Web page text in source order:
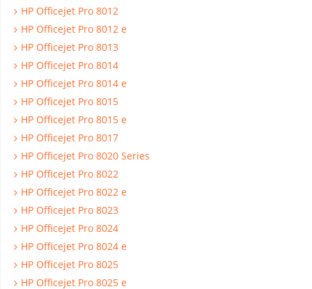
HP Officejet Pro 8012
HP Officejet Pro 8012 e
HP Officejet Pro 8013
HP Officejet Pro 8014
HP Officejet Pro 8014 e
HP Officejet Pro 8015
HP Officejet Pro 8015 e
HP Officejet Pro 8017
HP Officejet Pro 8020 Series
HP Officejet Pro 8022
HP Officejet Pro 8022 e
HP Officejet Pro 8023
HP Officejet Pro 8024
HP Officejet Pro 8024 e
HP Officejet Pro 8025
HP Officejet Pro 8025 e